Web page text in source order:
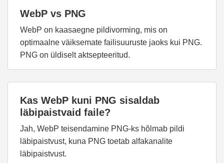
WebP vs PNG
WebP on kaasaegne pildivorming, mis on
optimaalne väiksemate failisuuruste jaoks kui PNG.
PNG on üldiselt aktsepteeritud.
Kas WebP kuni PNG sisaldab
läbipaistvaid faile?
Jah, WebP teisendamine PNG-ks hõlmab pildi
läbipaistvust, kuna PNG toetab alfakanalite
läbipaistvust.